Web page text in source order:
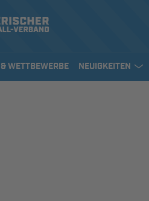
WETTBEWERBE NEUIGKEITEN